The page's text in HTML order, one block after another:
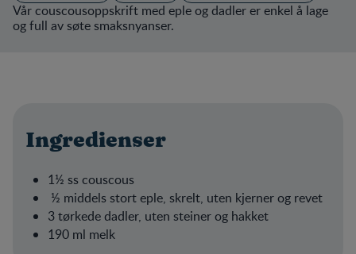
Vår couscousoppskrift med eple og dadler er enkel å lage
og full av søte smaksnyanser.
Ingredienser
1½ ss couscous
½ middels stort eple, skrelt, uten kjerner og revet
3 tørkede dadler, uten steiner og hakket
190 ml melk